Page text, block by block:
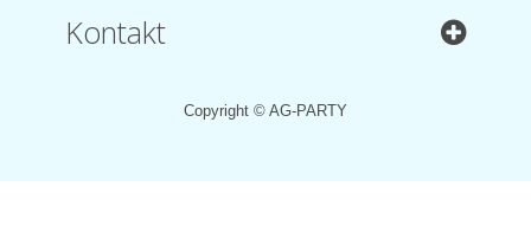
Kontakt
Copyright © AG-PARTY